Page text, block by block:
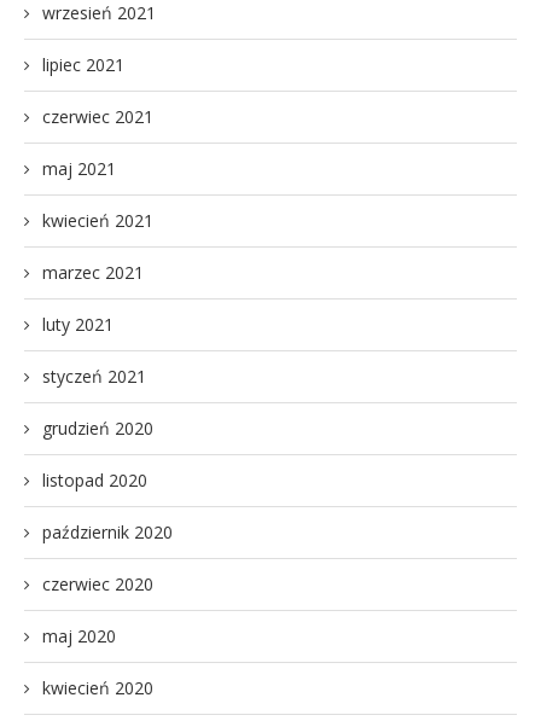
wrzesień 2021
lipiec 2021
czerwiec 2021
maj 2021
kwiecień 2021
marzec 2021
luty 2021
styczeń 2021
grudzień 2020
listopad 2020
październik 2020
czerwiec 2020
maj 2020
kwiecień 2020